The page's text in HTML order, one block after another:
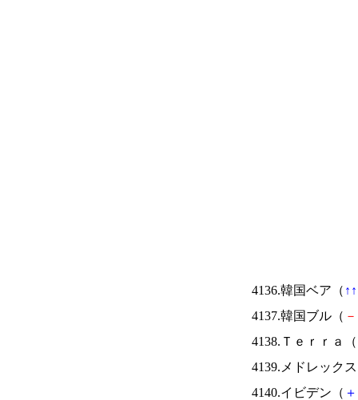
4136.韓国ベア（ ↑ ↑
4137.韓国ブル（ －
4138.Ｔｅｒｒａ（
4139.メドレック
4140.イビデン（ ＋